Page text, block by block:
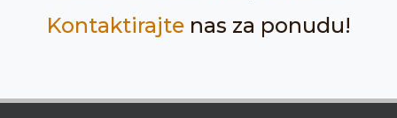
Kontaktirajtenas za ponudu!